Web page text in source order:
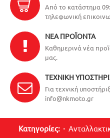
Από το κατάστημα
τηλεφωνική
ΝΈΑ ΠΡΟΪΌΝΤΑ
Καθημερινά νέα
μας.
ΤΕΧΝΙΚΉ
Για τεχνική
info@nkmoto.gr
Κατηγορίες: